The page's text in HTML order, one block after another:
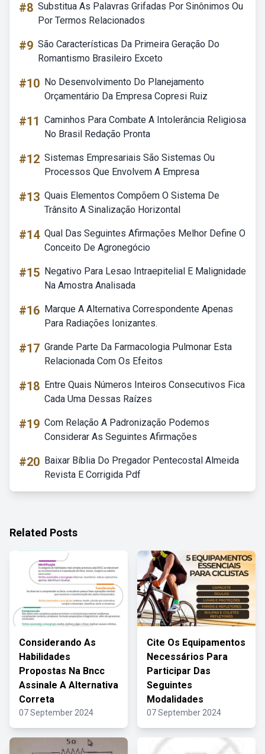
#8 Substitua As Palavras Grifadas Por Sinônimos Ou
Por Termos Relacionados
#9 São Características Da Primeira Geração Do
Romantismo Brasileiro Exceto
#10 No Desenvolvimento Do Planejamento
Orçamentário Da Empresa Copresi Ruiz
#11 Caminhos Para Combate A Intolerância Religiosa
No Brasil Redação Pronta
#12 Sistemas Empresariais São Sistemas Ou
Processos Que Envolvem A Empresa
#13 Quais Elementos Compõem O Sistema De
Trânsito A Sinalização Horizontal
#14 Qual Das Seguintes Afirmações Melhor Define O
Conceito De Agronegócio
#15 Negativo Para Lesao Intraepitelial E Malignidade
Na Amostra Analisada
#16 Marque A Alternativa Correspondente Apenas
Para Radiações Ionizantes.
#17 Grande Parte Da Farmacologia Pulmonar Esta
Relacionada Com Os Efeitos
#18 Entre Quais Números Inteiros Consecutivos Fica
Cada Uma Dessas Raízes
#19 Com Relação A Padronização Podemos
Considerar As Seguintes Afirmações
#20 Baixar Bíblia Do Pregador Pentecostal Almeida
Revista E Corrigida Pdf
Related Posts
Considerando As
Habilidades
Propostas Na Bncc
Assinale A Alternativa
Correta
07 September 2024
Cite Os Equipamentos
Necessários Para
Participar Das
Seguintes
Modalidades
07 September 2024